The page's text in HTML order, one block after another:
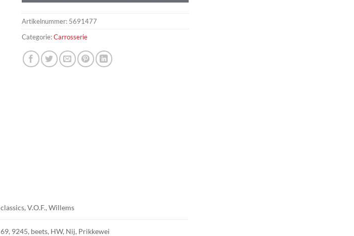
Artikelnummer: 5691477
Categorie:Carrosserie
classics, V.O.F., Willems
69, 9245, beets, HW, Nij, Prikkewei